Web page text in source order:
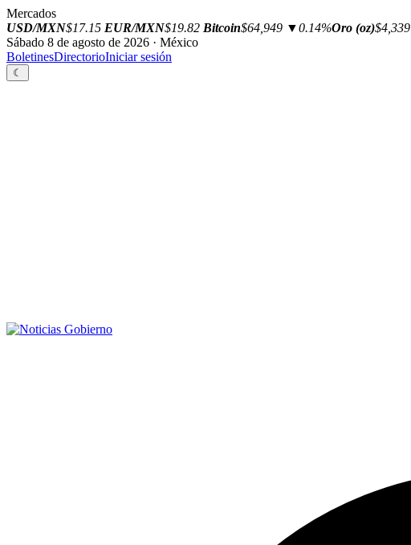
Mercados
USD/MXN$17.15 EUR/MXN$19.82 Bitcoin$64,949 ▼0.14%Oro (oz)$4,339
Sábado 8 de agosto de 2026 · México
BoletinesDirectorioIniciar sesión
☾